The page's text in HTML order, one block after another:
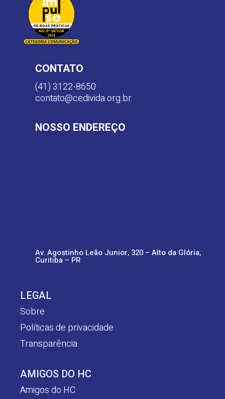
CONTATO
(41) 3122-8650
contato@cedivida.org.br
NOSSO ENDEREÇO
Av. Agostinho Leão Junior, 320 – Alto da Glória,
Curitiba – PR
LEGAL
Sobre
Políticas de privacidade
Transparência
AMIGOS DO HC
Amigos do HC